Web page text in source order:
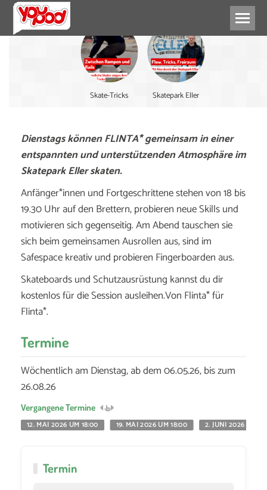
Skate-Tricks Skatepark Eller
Dienstags können FLINTA* gemeinsam in einer
entspannten und unterstützenden Atmosphäre im
Skatepark Eller skaten.
Anfänger*innen und Fortgeschrittene stehen von 18 bis
19.30 Uhr auf den Brettern, probieren neue Skills und
motivieren sich gegenseitig. Am Abend tauschen sie
sich beim gemeinsamen Ausrollen aus, sind im
Safespace kreativ und probieren Fingerboarden aus.
Skateboards und Schutzausrüstung kannst du dir
kostenlos für die Session ausleihen.Von Flinta* für
Flinta*.
Termine
Wöchentlich am Dienstag, ab dem 06.05.26, bis zum
26.08.26
Vergangene Termine
12. MAI 2026 UM 18:00
19. MAI 2026 UM 18:00 2. JUNI 2026 UM
Termin